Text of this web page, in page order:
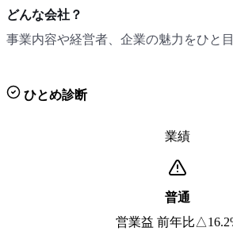
どんな会社？
事業内容や経営者、企業の魅力をひと
ひとめ診断
業績
普通
営業益 前年比